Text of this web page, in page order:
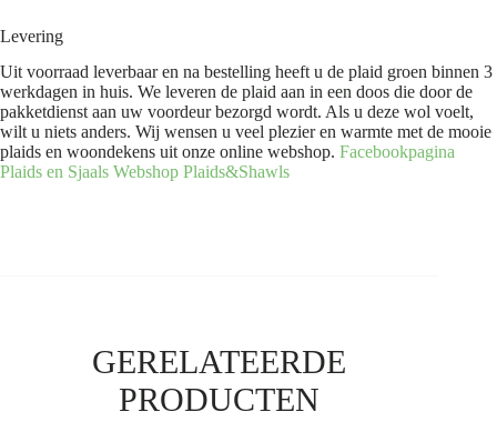
Levering
Uit voorraad leverbaar en na bestelling heeft u de plaid groen binnen 3
werkdagen in huis. We leveren de plaid aan in een doos die door de
pakketdienst aan uw voordeur bezorgd wordt. Als u deze wol voelt,
wilt u niets anders. Wij wensen u veel plezier en warmte met de mooie
plaids en woondekens uit onze online webshop. Facebookpagina
Plaids en Sjaals Webshop Plaids&Shawls
GERELATEERDE
PRODUCTEN